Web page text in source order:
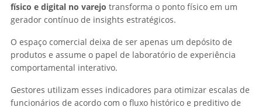
físico e digital no varejo transforma o ponto físico em um
gerador contínuo de insights estratégicos.
O espaço comercial deixa de ser apenas um depósito de
produtos e assume o papel de laboratório de experiência
comportamental interativo.
Gestores utilizam esses indicadores para otimizar escalas de
funcionários de acordo com o fluxo histórico e preditivo de